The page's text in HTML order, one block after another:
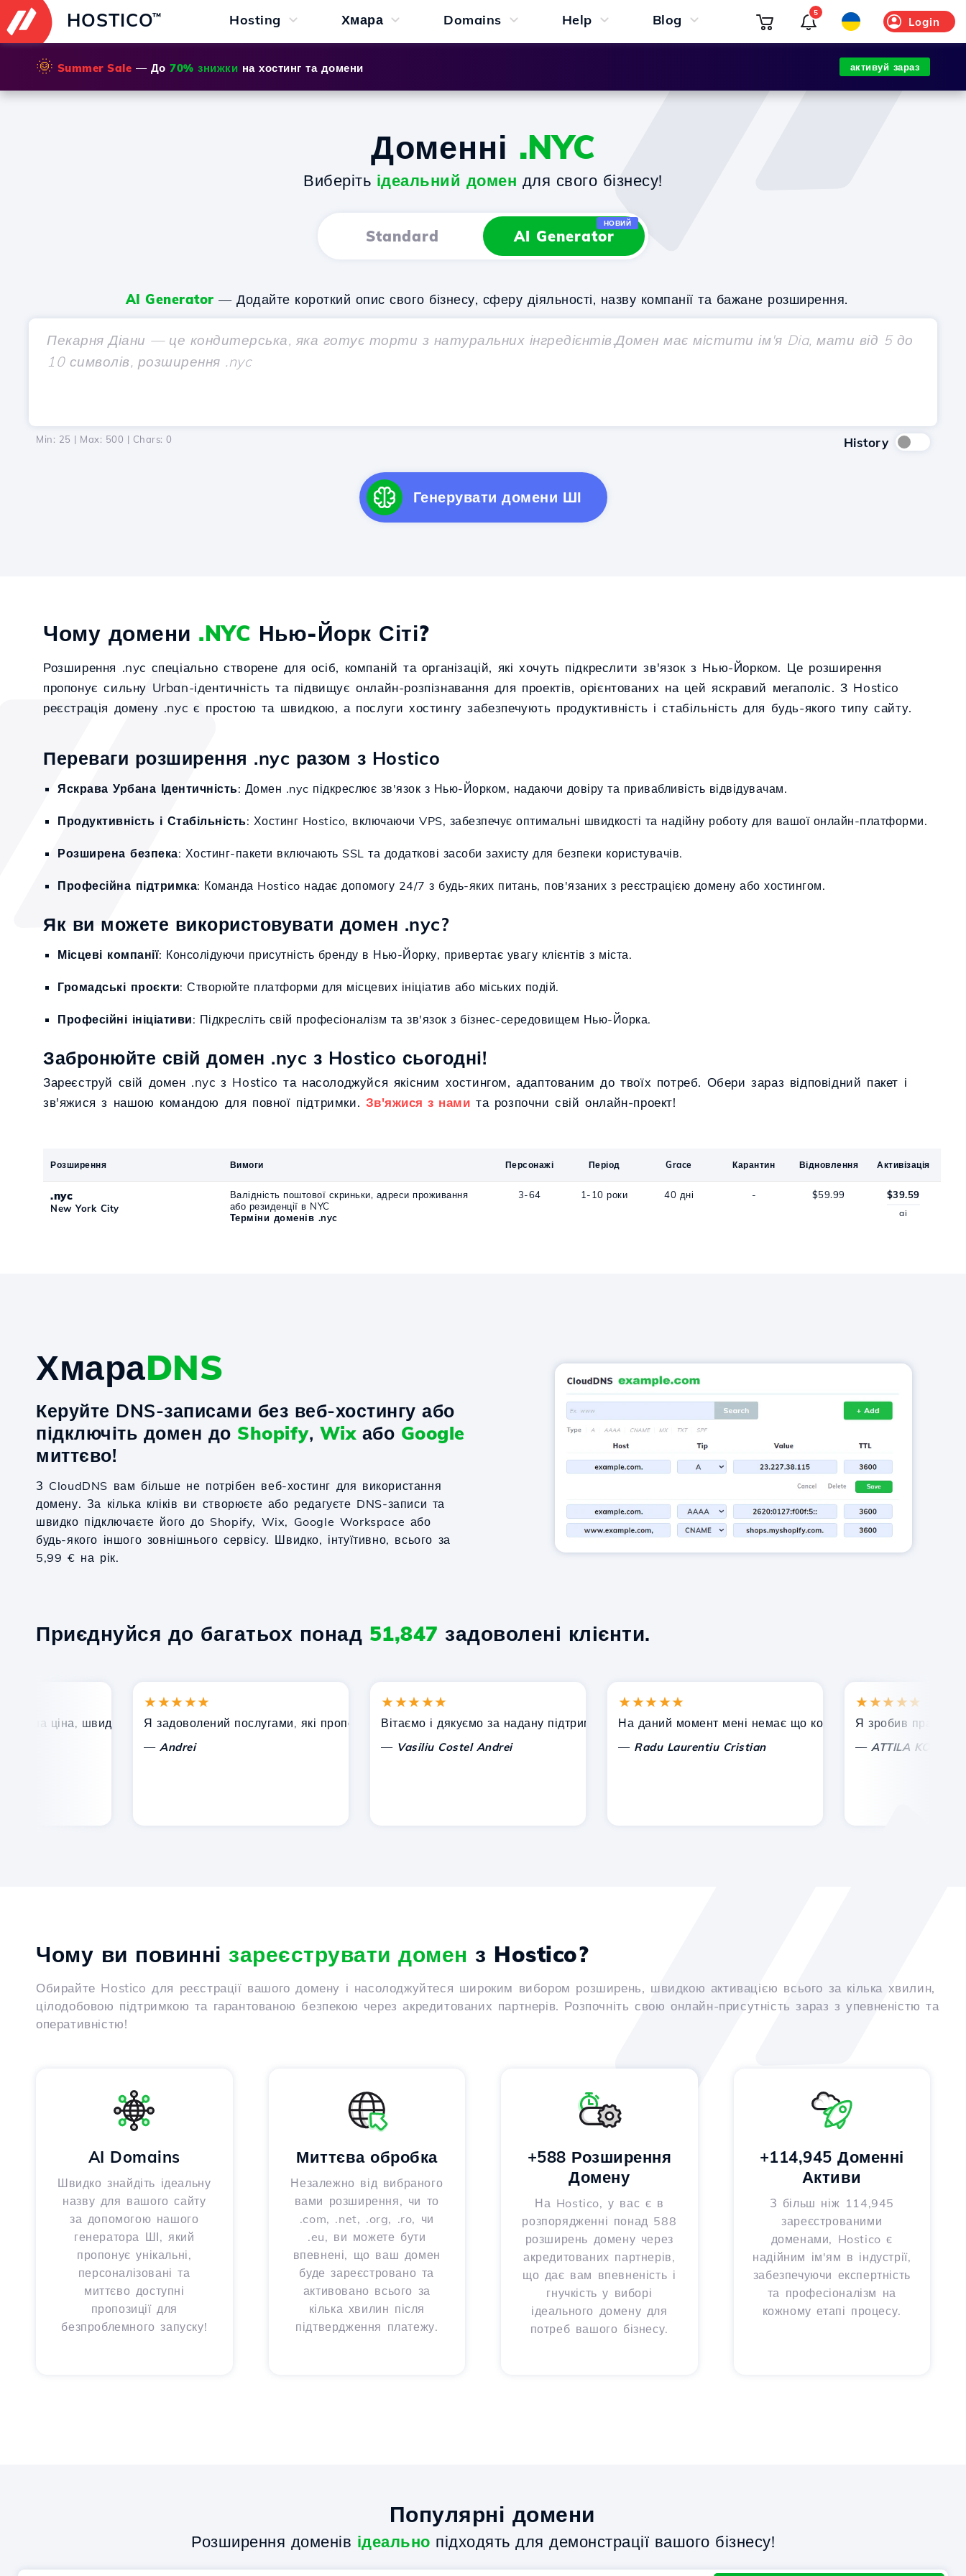
HOSTICO™ Hosting Хмара Domains Help Blog Login
5
🌞 Summer Sale — До 70% знижки на хостинг та домени активуй зараз
Доменні .NYC
Виберіть ідеальний домен для свого бізнесу!
Standard AI Generator
НОВИЙ
AI Generator — Додайте короткий опис свого бізнесу, сферу діяльності, назву компанії та бажане розширення.
Min: 25 | Max: 500 | Chars: 0 History
Генерувати домени ШІ
Чому домени .NYC Нью-Йорк Сіті?
Розширення .nyc спеціально створене для осіб, компаній та організацій, які хочуть підкреслити зв'язок з Нью-Йорком. Це розширення
пропонує сильну Urban-ідентичність та підвищує онлайн-розпізнавання для проектів, орієнтованих на цей яскравий мегаполіс. З Hostico
реєстрація домену .nyc є простою та швидкою, а послуги хостингу забезпечують продуктивність і стабільність для будь-якого типу сайту.
Переваги розширення .nyc разом з Hostico
Яскрава Урбана Ідентичність: Домен .nyc підкреслює зв'язок з Нью-Йорком, надаючи довіру та привабливість відвідувачам.
Продуктивність і Стабільність: Хостинг Hostico, включаючи VPS, забезпечує оптимальні швидкості та надійну роботу для вашої онлайн-платформи.
Розширена безпека: Хостинг-пакети включають SSL та додаткові засоби захисту для безпеки користувачів.
Професійна підтримка: Команда Hostico надає допомогу 24/7 з будь-яких питань, пов'язаних з реєстрацією домену або хостингом.
Як ви можете використовувати домен .nyc?
Місцеві компанії: Консолідуючи присутність бренду в Нью-Йорку, привертає увагу клієнтів з міста.
Громадські проєкти: Створюйте платформи для місцевих ініціатив або міських подій.
Професійні ініціативи: Підкресліть свій професіоналізм та зв'язок з бізнес-середовищем Нью-Йорка.
Забронюйте свій домен .nyc з Hostico сьогодні!
Зареєструй свій домен .nyc з Hostico та насолоджуйся якісним хостингом, адаптованим до твоїх потреб. Обери зараз відповідний пакет і
зв'яжися з нашою командою для повної підтримки. Зв'яжися з нами та розпочни свій онлайн-проект!
Розширення Вимоги Персонажі Період Grace Карантин Відновлення Активізація
.nyc
New York City
Валідність поштової скриньки, адреси проживання
або резиденції в NYC
Терміни доменів .nyc
3-64 1-10 роки 40 дні - $59.99 $39.59
ai
ХмараDNS
Керуйте DNS-записами без веб-хостингу або
підключіть домен до Shopify, Wixабо Google
миттєво!
З CloudDNS вам більше не потрібен веб-хостинг для використання
домену. За кілька кліків ви створюєте або редагуєте DNS-записи та
швидко підключаєте його до Shopify, Wix, Google Workspace або
будь-якого іншого зовнішнього сервісу. Швидко, інтуїтивно, всього за
5,99 € на рік.
Приєднуйся до багатьох понад 51,847 задоволені клієнти.
ціна, швидка та ефективна технічна підтримка.
★★★★★
Я задоволений послугами, які пропонує Hostico. Я рекомендував вас іншим знайомим.
Andrei
★★★★★
Вітаємо і дякуємо за надану підтримку!
Vasiliu Costel Andrei
★★★★★
На даний момент мені немає що коментувати, тільки цінувати.
Radu Laurentiu Cristian
★★★★★
Я зробив правильний
ATTILA KOLES
Чому ви повинні зареєструвати домен з Hostico?
Обирайте Hostico для реєстрації вашого домену і насолоджуйтеся широким вибором розширень, швидкою активацією всього за кілька хвилин,
цілодобовою підтримкою та гарантованою безпекою через акредитованих партнерів. Розпочніть свою онлайн-присутність зараз з упевненістю та
оперативністю!
AI Domains
Швидко знайдіть ідеальну
назву для вашого сайту
за допомогою нашого
генератора ШІ, який
пропонує унікальні,
персоналізовані та
миттєво доступні
пропозиції для
безпроблемного запуску!
Миттєва обробка
Незалежно від вибраного
вами розширення, чи то
.com, .net, .org, .ro, чи
.eu, ви можете бути
впевнені, що ваш домен
буде зареєстровано та
активовано всього за
кілька хвилин після
підтвердження платежу.
+588 Розширення
Домену
На Hostico, у вас є в
розпорядженні понад 588
розширень домену через
акредитованих партнерів,
що дає вам впевненість і
гнучкість у виборі
ідеального домену для
потреб вашого бізнесу.
+114,945 Доменні
Активи
З більш ніж 114,945
зареєстрованими
доменами, Hostico є
надійним ім'ям в індустрії,
забезпечуючи експертність
та професіоналізм на
кожному етапі процесу.
Популярні домени
Розширення доменів ідеально підходять для демонстрації вашого бізнесу!